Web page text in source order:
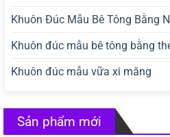
Khuôn Đúc Mẫu Bê Tông Bằng
Khuôn đúc mẫu bê tông bằng
Khuôn đúc mẫu vữa xi măng
Sản phẩm mới